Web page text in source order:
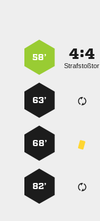
:
Strafstoßtor
58’
63’
68’
82’